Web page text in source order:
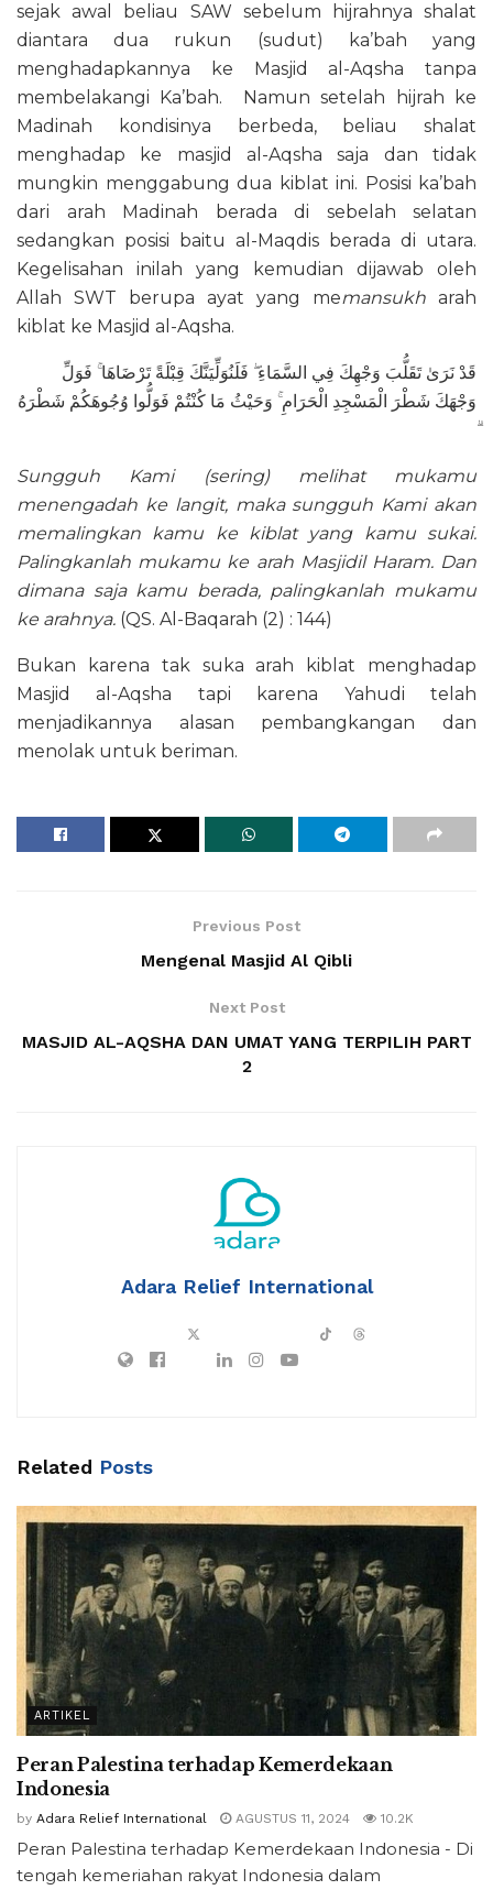
sejak awal beliau SAW sebelum hijrahnya shalat
diantara dua rukun (sudut) ka’bah yang
menghadapkannya ke Masjid al-Aqsha tanpa
membelakangi Ka’bah. Namun setelah hijrah ke
Madinah kondisinya berbeda, beliau shalat
menghadap ke masjid al-Aqsha saja dan tidak
mungkin menggabung dua kiblat ini. Posisi ka’bah
dari arah Madinah berada di sebelah selatan
sedangkan posisi baitu al-Maqdis berada di utara.
Kegelisahan inilah yang kemudian dijawab oleh
Allah SWT berupa ayat yang memansukh arah
kiblat ke Masjid al-Aqsha.
قَدْ نَرَىٰ تَقَلُّبَ وَجْهِكَ فِي السَّمَاءِ ۖ فَلَنُوَلِّيَنَّكَ قِبْلَةً تَرْضَاهَا ۚ فَوَلِّ
وَجْهَكَ شَطْرَ الْمَسْجِدِ الْحَرَامِ ۚ وَحَيْثُ مَا كُنْتُمْ فَوَلُّوا وُجُوهَكُمْ شَطْرَهُ
Sungguh Kami (sering) melihat mukamu
menengadah ke langit, maka sungguh Kami akan
memalingkan kamu ke kiblat yang kamu sukai.
Palingkanlah mukamu ke arah Masjidil Haram. Dan
dimana saja kamu berada, palingkanlah mukamu
ke arahnya. (QS. Al-Baqarah (2) : 144)
Bukan karena tak suka arah kiblat menghadap
Masjid al-Aqsha tapi karena Yahudi telah
menjadikannya alasan pembangkangan dan
menolak untuk beriman.
Previous Post
Mengenal Masjid Al Qibli
Next Post
MASJID AL-AQSHA DAN UMAT YANG TERPILIH PART
2
Adara Relief International
Related Posts
ARTIKEL
Peran Palestina terhadap Kemerdekaan
Indonesia
by Adara Relief International AGUSTUS 11, 2024 10.2K
Peran Palestina terhadap Kemerdekaan Indonesia - Di
tengah kemeriahan rakyat Indonesia dalam